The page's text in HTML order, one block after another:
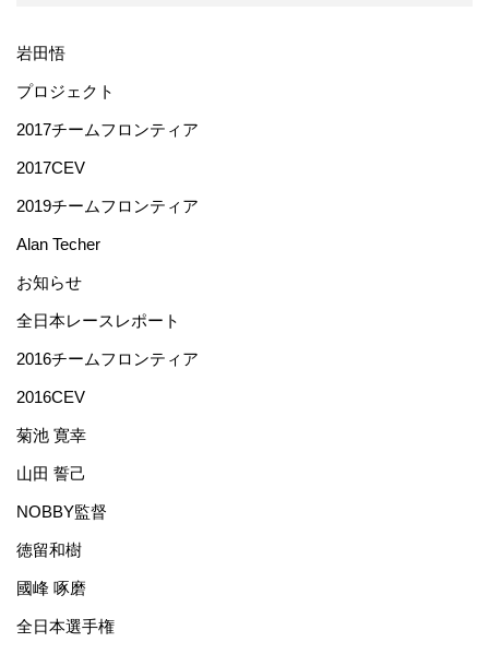
岩田悟
プロジェクト
2017チームフロンティア
2017CEV
2019チームフロンティア
Alan Techer
お知らせ
全日本レースレポート
2016チームフロンティア
2016CEV
菊池 寛幸
山田 誓己
NOBBY監督
徳留和樹
國峰 啄磨
全日本選手権